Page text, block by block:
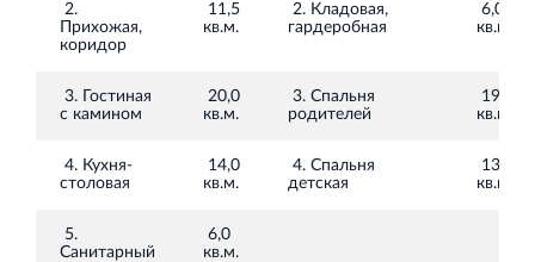
Кингисеппе
Современный торговый комплекс в центре города
2.
Прихожая,
коридор
11,5
кв.м.
2. Кладовая,
гардеробная
6,0
кв.м.
3. Гостиная
с камином
20,0
кв.м.
3. Спальня
родителей
19,0
кв.м.
4. Кухня-
столовая
14,0
кв.м.
4. Спальня
детская
13,0
кв.м.
5.
Санитарный
6,0
кв.м.